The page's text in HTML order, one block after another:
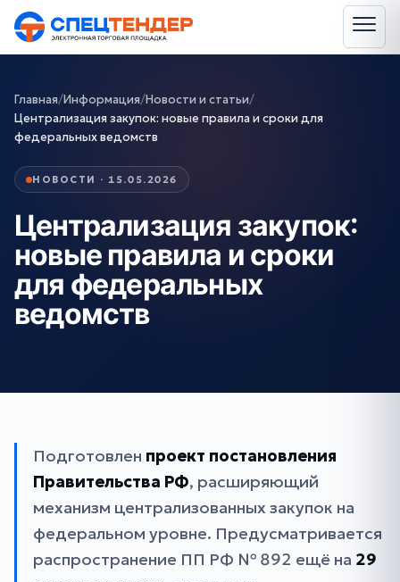
Главная/Информация/Новости и статьи/
Централизация закупок: новые правила и сроки для
федеральных ведомств
НОВОСТИ · 15.05.2026
Централизация закупок:
новые правила и сроки
для федеральных
ведомств
Подготовлен проект постановления
Правительства РФ, расширяющий
механизм централизованных закупок на
федеральном уровне. Предусматривается
распространение ПП РФ № 892 ещё на 29